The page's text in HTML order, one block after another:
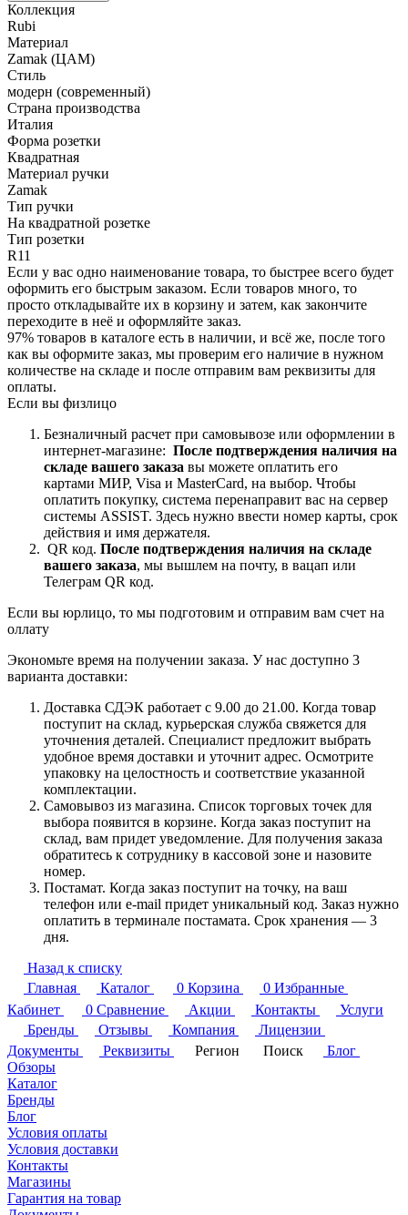
Коллекция
Rubi
Материал
Zamak (ЦАМ)
Стиль
модерн (современный)
Страна производства
Италия
Форма розетки
Квадратная
Материал ручки
Zamak
Тип ручки
На квадратной розетке
Тип розетки
R11
Если у вас одно наименование товара, то быстрее всего будет
оформить его быстрым заказом. Если товаров много, то
просто откладывайте их в корзину и затем, как закончите
переходите в неё и оформляйте заказ.
97% товаров в каталоге есть в наличии, и всё же, после того
как вы оформите заказ, мы проверим его наличие в нужном
количестве на складе и после отправим вам реквизиты для
оплаты.
Если вы физлицо
Безналичный расчет при самовывозе или оформлении в
интернет-магазине: После подтверждения наличия на
складе вашего заказа вы можете оплатить его
картами МИР, Visa и MasterCard, на выбор. Чтобы
оплатить покупку, система перенаправит вас на сервер
системы ASSIST. Здесь нужно ввести номер карты, срок
действия и имя держателя.
QR код. После подтверждения наличия на складе
вашего заказа, мы вышлем на почту, в вацап или
Телеграм QR код.
Если вы юрлицо, то мы подготовим и отправим вам счет на
оллату
Экономьте время на получении заказа. У нас доступно 3
варианта доставки:
Доставка СДЭК работает с 9.00 до 21.00. Когда товар
поступит на склад, курьерская служба свяжется для
уточнения деталей. Специалист предложит выбрать
удобное время доставки и уточнит адрес. Осмотрите
упаковку на целостность и соответствие указанной
комплектации.
Самовывоз из магазина. Список торговых точек для
выбора появится в корзине. Когда заказ поступит на
склад, вам придет уведомление. Для получения заказа
обратитесь к сотруднику в кассовой зоне и назовите
номер.
Постамат. Когда заказ поступит на точку, на ваш
телефон или e-mail придет уникальный код. Заказ нужно
оплатить в терминале постамата. Срок хранения — 3
дня.
Назад к списку
Главная
Каталог 0 Корзина 0 Избранные
Кабинет
0 Сравнение Акции Контакты
Услуги
Бренды
Отзывы Компания
Лицензии
Документы
Реквизиты Регион Поиск
Блог
Обзоры
Каталог
Бренды
Блог
Условия оплаты
Условия доставки
Контакты
Магазины
Гарантия на товар